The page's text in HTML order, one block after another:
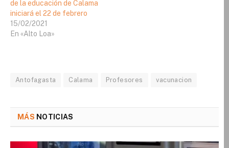
de la educación de Calama
iniciará el 22 de febrero
15/02/2021
En «Alto Loa»
Antofagasta Calama Profesores vacunacion
MÁS NOTICIAS